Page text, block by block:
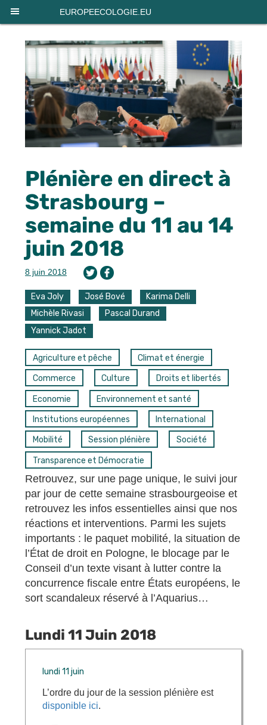
EUROPEECOLOGIE.EU
Plénière en direct à
Strasbourg –
semaine du 11 au 14
juin 2018
8 juin 2018
Eva Joly José Bové
Karima Delli
Michèle Rivasi
Pascal Durand
Yannick Jadot
Agriculture et pêche Climat et énergie
Commerce Culture Droits et libertés
Economie Environnement et santé
Institutions européennes International
Mobilité Session plénière Société
Transparence et Démocratie
Retrouvez, sur une page unique, le suivi jour
par jour de cette semaine strasbourgeoise et
retrouvez les infos essentielles ainsi que nos
réactions et interventions. Parmi les sujets
importants : le paquet mobilité, la situation de
l’État de droit en Pologne, le blocage par le
Conseil d’un texte visant à lutter contre la
concurrence fiscale entre États européens, le
sort scandaleux réservé à l’Aquarius…
Lundi 11 Juin 2018
lundi 11 juin
L’ordre du jour de la session plénière est
disponible ici.